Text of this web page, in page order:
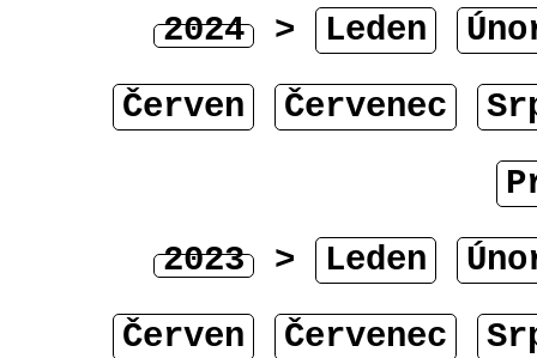
2024 > Leden
Červen
Červenec
2023 > Leden
Červen
Červenec